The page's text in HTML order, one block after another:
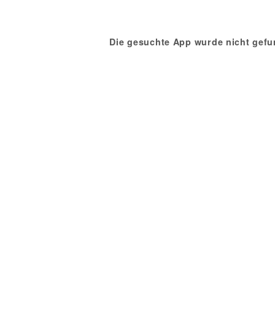
Die gesuchte App wurde nicht